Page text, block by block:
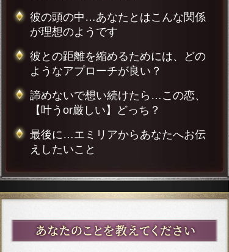
彼の頭の中…あなたとはこんな関係
が理想のようです
彼との距離を縮めるためには、どの
ようなアプローチが良い？
諦めないで想い続けたら…この恋、
【叶うor厳しい】どっち？
最後に…エミリアからあなたへお伝
えしたいこと